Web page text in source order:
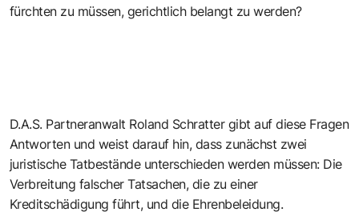
fürchten zu müssen, gerichtlich belangt zu werden?
D.A.S. Partneranwalt Roland Schratter gibt auf diese Fragen
Antworten und weist darauf hin, dass zunächst zwei
juristische Tatbestände unterschieden werden müssen: Die
Verbreitung falscher Tatsachen, die zu einer
Kreditschädigung führt, und die Ehrenbeleidung.